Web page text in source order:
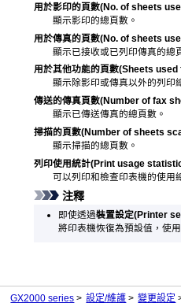
用於影印的頁數(No. of sheets
顯示影印的總頁數。
用於傳真的頁數(No. of sheets
顯示已接收或已列印傳真的總
用於其他功能的頁數(Sheets
顯示除影印或傳真以外的列印
傳送的傳真頁數(Number of fax
顯示已傳送傳真的總頁數。
掃描的頁數(Number of sheets
顯示掃描的總頁數。
列印使用統計(Print usage
可以列印和檢查印表機的使用
注釋
即使透過裝置設定(Printer
將印表機恢復為預設值，使
GX2000 series 設定/維護 變更設定